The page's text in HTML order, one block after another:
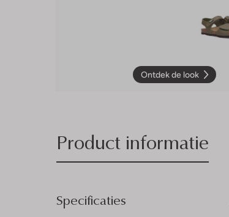
Ontdek de look
Product informatie
Specificaties